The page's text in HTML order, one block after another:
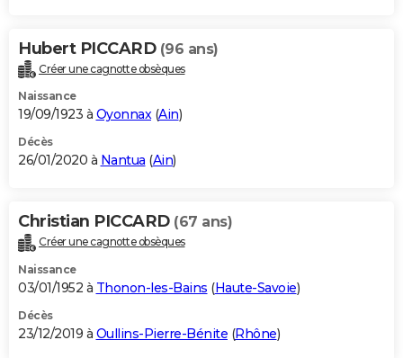
Hubert PICCARD (96 ans)
Créer une cagnotte obsèques
Naissance
19/09/1923 à Oyonnax(Ain)
Décès
26/01/2020 à Nantua (Ain)
Christian PICCARD (67 ans)
Créer une cagnotte obsèques
Naissance
03/01/1952 à Thonon-les-Bains (Haute-Savoie)
Décès
23/12/2019 à Oullins-Pierre-Bénite (Rhône)